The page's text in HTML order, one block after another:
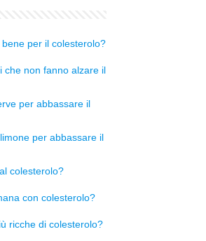
per il colesterolo?
che non fanno alzare il
per abbassare il
per abbassare il
colesterolo?
con colesterolo?
ricche di colesterolo?